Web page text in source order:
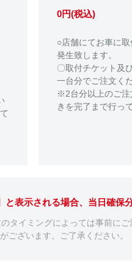
0円(税込)
○店舗にてお車に
発生致します。
〇取付チケット及
一台分でご注文く
※2台分以上のご注
きを完了まで行っ
表示される場合、当日確保
タイミングによっては事前に
ございます。ご了承ください。